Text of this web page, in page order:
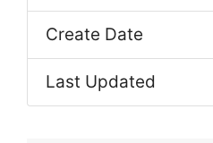
Create Date
Last Updated